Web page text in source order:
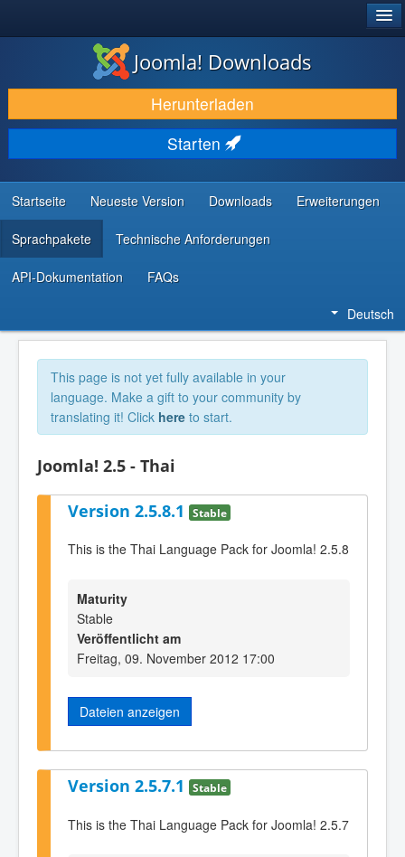
DOWNLOAD & ERWEITERN
ENTDECKEN & LERNEN
COMMUNITY & SUPPORT
RESSOURCEN FÜR ENTWICKLER
Joomla! Downloads
Herunterladen
Starten
Startseite Neueste Version Downloads Erweiterungen
Sprachpakete Technische Anforderungen
API-Dokumentation FAQs
Deutsch
This page is not yet fully available in your
language. Make a gift to your community by
translating it! Click here to start.
Joomla! 2.5 - Thai
Version 2.5.8.1 Stable
This is the Thai Language Pack for Joomla! 2.5.8
Maturity
Stable
Veröffentlicht am
Freitag, 09. November 2012 17:00
Dateien anzeigen
Version 2.5.7.1 Stable
This is the Thai Language Pack for Joomla! 2.5.7